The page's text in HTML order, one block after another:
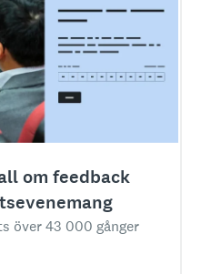
om feedback
över 43 000 gånger